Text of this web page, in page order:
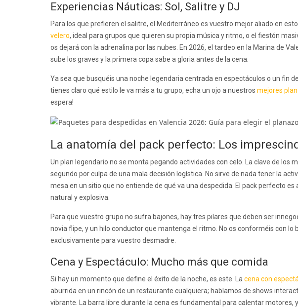
Experiencias Náuticas: Sol, Salitre y DJ
Para los que prefieren el salitre, el Mediterráneo es vuestro mejor aliado en
velero, ideal para grupos que quieren su propia música y ritmo, o el fiestón
os dejará con la adrenalina por las nubes. En 2026, el tardeo en la Marina de
sube los graves y la primera copa sabe a gloria antes de la cena.
Ya sea que busquéis una noche legendaria centrada en espectáculos o un fin
tienes claro qué estilo le va más a tu grupo, echa un ojo a nuestros mejores
espera!
La anatomía del pack perfecto: Los
Un plan legendario no se monta pegando actividades con celo. La clave de los
segundo por culpa de una mala decisión logística. No sirve de nada tener la
mesa en un sitio que no entiende de qué va una despedida. El pack perfecto
natural y explosiva.
Para que vuestro grupo no sufra bajones, hay tres pilares que deben ser
novia flipe, y un hilo conductor que mantenga el ritmo. No os conforméis con
exclusivamente para vuestro desmadre.
Cena y Espectáculo: Mucho más que comida
Si hay un momento que define el éxito de la noche, es este. La cena con
aburrida en un rincón de un restaurante cualquiera; hablamos de shows
vibrante. La barra libre durante la cena es fundamental para calentar